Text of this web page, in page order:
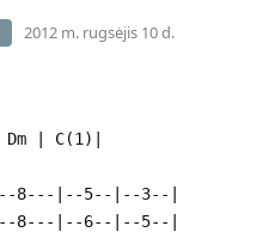
2012 m. rugsėjis 10 d.
| C(1)|
8---|--5--|--3--|
8---|--6--|--5--|